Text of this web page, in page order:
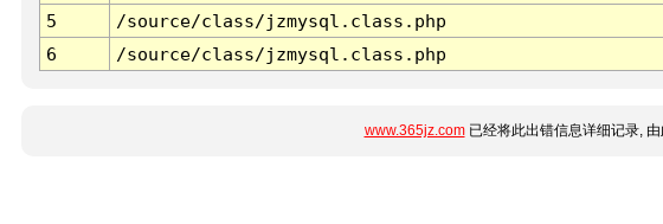
5
/source/class/jzmysql.class.php
6
/source/class/jzmysql.class.php
www.365jz.com已经将此出错信息详细记录,